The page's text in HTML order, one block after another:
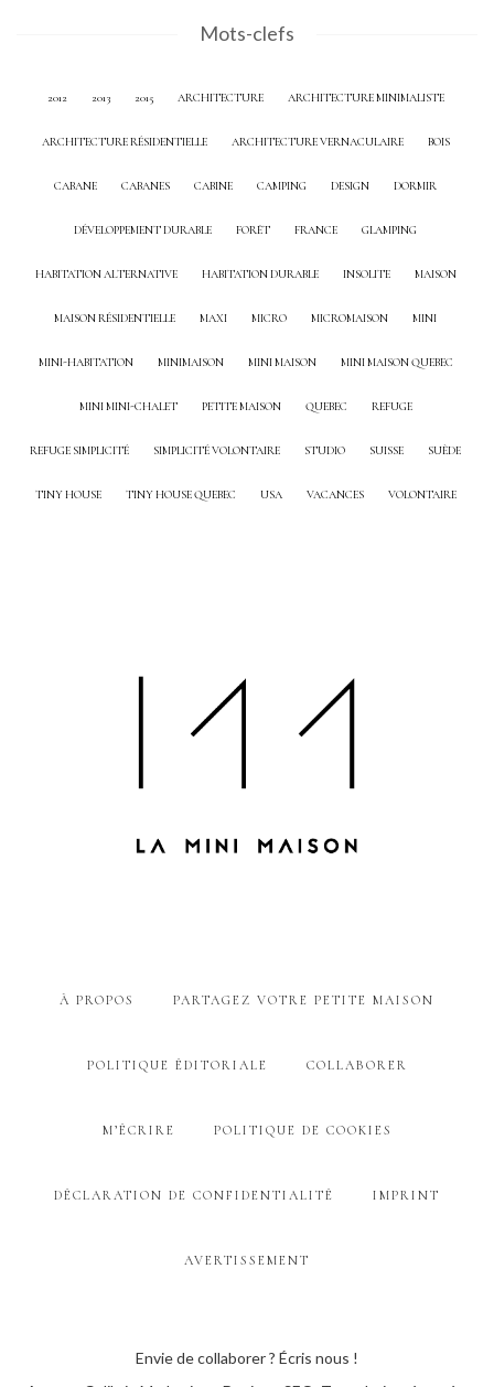
Mots-clefs
2012 2013 2015 ARCHITECTURE ARCHITECTURE MINIMALISTE
ARCHITECTURE RÉSIDENTIELLE ARCHITECTURE VERNACULAIRE BOIS
CABANE CABANES CABINE CAMPING DESIGN DORMIR
DÉVELOPPEMENT DURABLE FORÊT FRANCE GLAMPING
HABITATION ALTERNATIVE HABITATION DURABLE INSOLITE MAISON
MAISON RÉSIDENTIELLE MAXI MICRO MICROMAISON MINI
MINI-HABITATION MINIMAISON MINI MAISON MINI MAISON QUEBEC
MINI MINI-CHALET PETITE MAISON QUEBEC REFUGE
REFUGE SIMPLICITÉ SIMPLICITÉ VOLONTAIRE STUDIO SUISSE SUÈDE
TINY HOUSE TINY HOUSE QUEBEC USA VACANCES VOLONTAIRE
À PROPOS PARTAGEZ VOTRE PETITE MAISON
POLITIQUE ÉDITORIALE COLLABORER
M’ÉCRIRE POLITIQUE DE COOKIES
DÉCLARATION DE CONFIDENTIALITÉ IMPRINT
AVERTISSEMENT
Envie de collaborer ? Écris nous !